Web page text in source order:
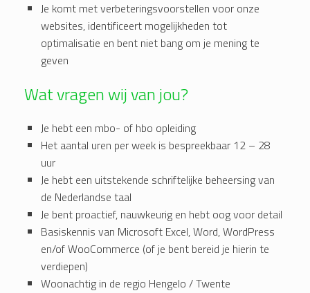
Je komt met verbeteringsvoorstellen voor onze
websites, identificeert mogelijkheden tot
optimalisatie en bent niet bang om je mening te
geven
Wat vragen wij van jou?
Je hebt een mbo- of hbo opleiding
Het aantal uren per week is bespreekbaar 12 – 28
uur
Je hebt een uitstekende schriftelijke beheersing van
de Nederlandse taal
Je bent proactief, nauwkeurig en hebt oog voor detail
Basiskennis van Microsoft Excel, Word, WordPress
en/of WooCommerce (of je bent bereid je hierin te
verdiepen)
Woonachtig in de regio Hengelo / Twente